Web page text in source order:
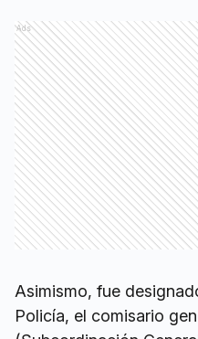
Ads
Asimismo, fue
Policía, el comisario